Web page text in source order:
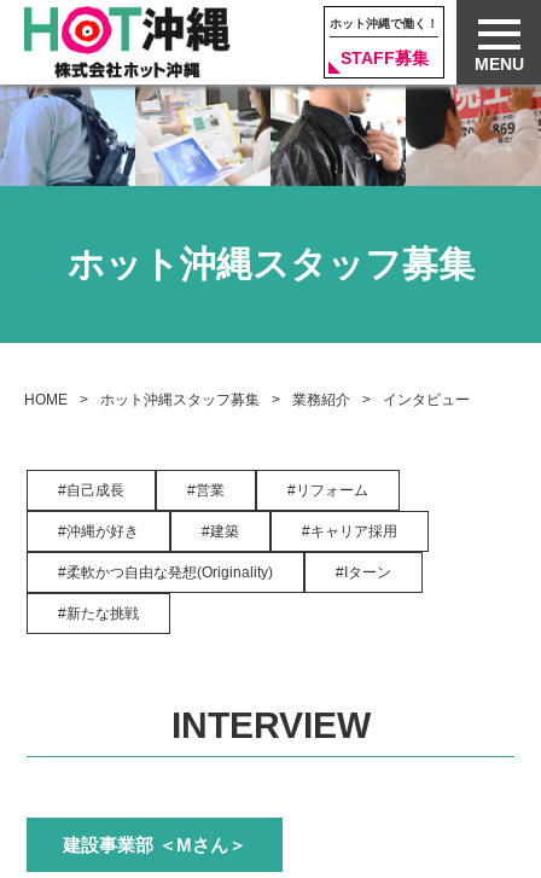
ホット沖縄で働く！
STAFF募集 MENU
ホット沖縄スタッフ募集
HOME ホット沖縄スタッフ募集 業務紹介 インタビュー
自己成長 営業 リフォーム
沖縄が好き 建築 キャリア採用
柔軟かつ自由な発想(Originality) Iターン
新たな挑戦
INTERVIEW
建設事業部 ＜Mさん＞